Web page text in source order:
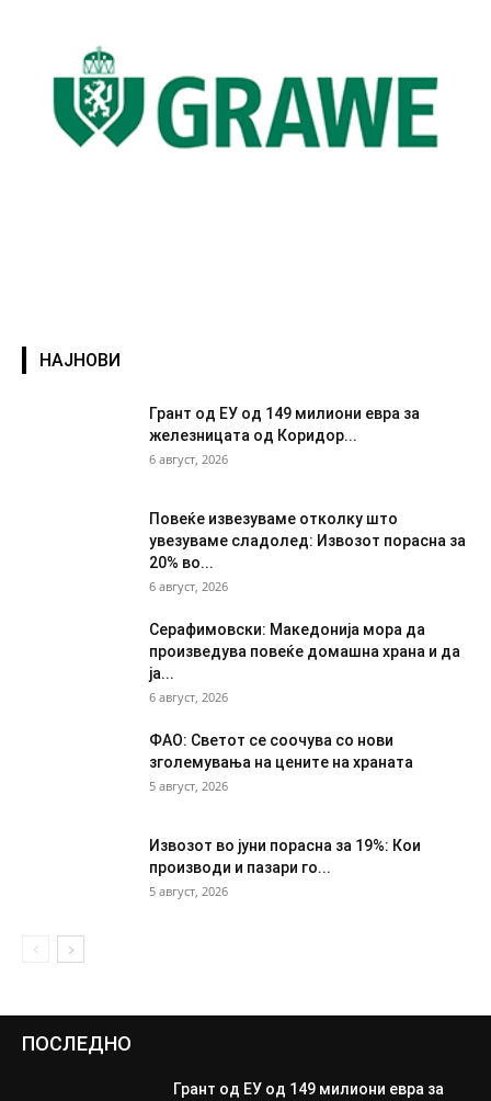
НАЈНОВИ
Грант од ЕУ од 149 милиони евра за
железницата од Коридор...
6 август, 2026
Повеќе извезуваме отколку што
увезуваме сладолед: Извозот порасна за
20% во...
6 август, 2026
Серафимовски: Македонија мора да
произведува повеќе домашна храна и да
ја...
6 август, 2026
ФАО: Светот се соочува со нови
зголемувања на цените на храната
5 август, 2026
Извозот во јуни порасна за 19%: Кои
производи и пазари го...
5 август, 2026
ПОСЛЕДНО
Грант од ЕУ од 149 милиони евра за